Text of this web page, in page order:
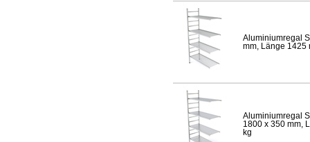
Aluminiumregal
mm, Länge 1425
Aluminiumregal
1800 x 350 mm,
kg